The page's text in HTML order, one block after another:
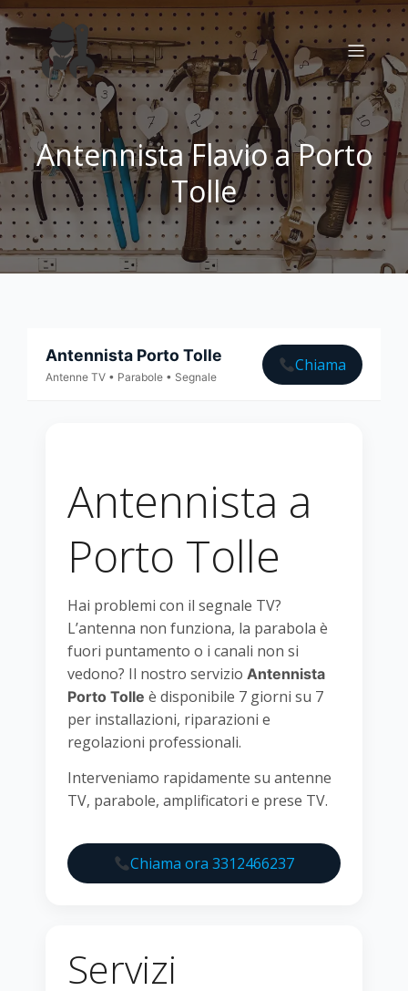
Antennista Flavio a Porto
Tolle
Antennista Porto Tolle
Antenne TV • Parabole • Segnale
Chiama
Antennista a
Porto Tolle
Hai problemi con il segnale TV?
L’antenna non funziona, la parabola è
fuori puntamento o i canali non si
vedono? Il nostro servizio Antennista
Porto Tolle è disponibile 7 giorni su 7
per installazioni, riparazioni e
regolazioni professionali.
Interveniamo rapidamente su antenne
TV, parabole, amplificatori e prese TV.
Chiama ora 3312466237
Servizi